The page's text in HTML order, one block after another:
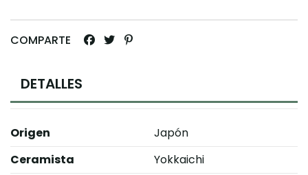
COMPARTE
DETALLES
Origen
Japón
Ceramista
Yokkaichi